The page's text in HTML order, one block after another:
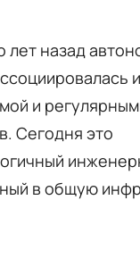
лет назад
и
Сегодня это
в общую